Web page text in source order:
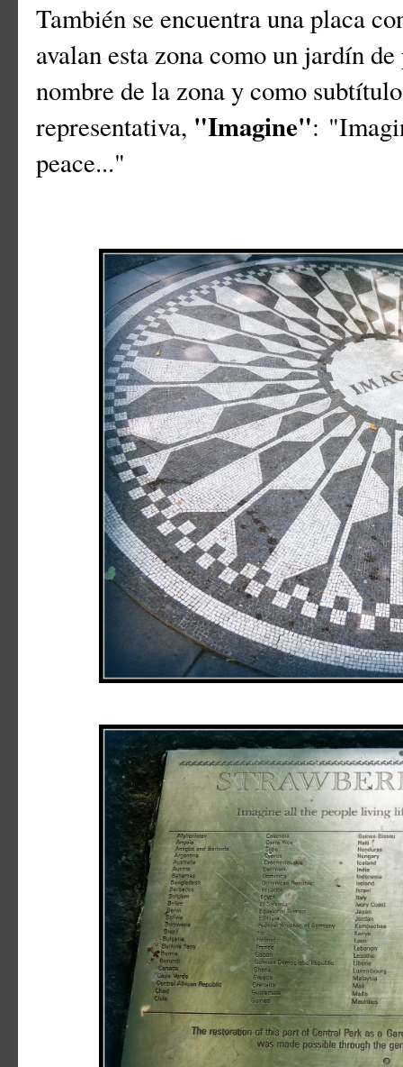
También se encuentra una placa
avalan esta zona como un jardín
nombre de la zona y como
representativa, "Imagine":
peace..."